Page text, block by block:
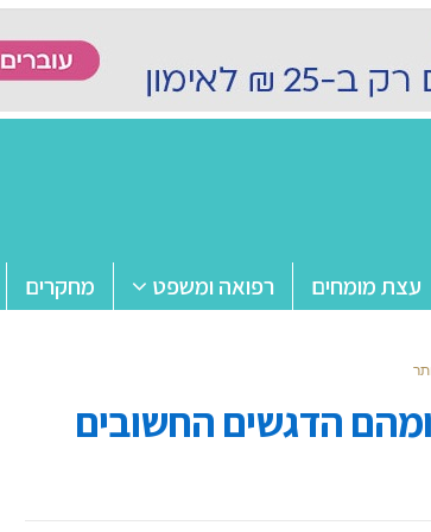
עצת מומחים רפואה ומשפט מחקרים
הדגשים החשובים